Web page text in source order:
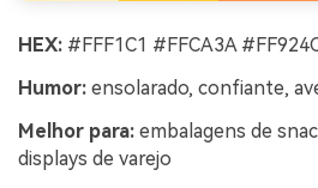
HEX: #FFF1C1 #FFCA3A
Humor: ensolarado, confiante,
Melhor para: embalagens de
displays de varejo